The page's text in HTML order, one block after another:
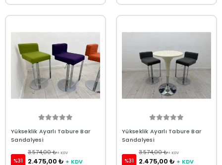
Yükseklik Ayarlı Tabure Bar
Sandalyesi
%31
3.574,00 ₺+ KDV
2.475,00 ₺ + KDV
Yükseklik Ayarlı Tabure Bar
Sandalyesi
%31
3.574,00 ₺+ KDV
2.475,00 ₺ + KDV